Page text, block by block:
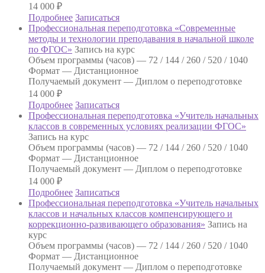
14 000 ₽
Подробнее Записаться
Профессиональная переподготовка «Современные
методы и технологии преподавания в начальной школе
по ФГОС» Запись на курс
Объем программы (часов) — 72 / 144 / 260 / 520 / 1040
Формат — Дистанционное
Получаемый документ — Диплом о переподготовке
14 000 ₽
Подробнее Записаться
Профессиональная переподготовка «Учитель начальных
классов в современных условиях реализации ФГОС»
Запись на курс
Объем программы (часов) — 72 / 144 / 260 / 520 / 1040
Формат — Дистанционное
Получаемый документ — Диплом о переподготовке
14 000 ₽
Подробнее Записаться
Профессиональная переподготовка «Учитель начальных
классов и начальных классов компенсирующего и
коррекционно-развивающего образования» Запись на
курс
Объем программы (часов) — 72 / 144 / 260 / 520 / 1040
Формат — Дистанционное
Получаемый документ — Диплом о переподготовке